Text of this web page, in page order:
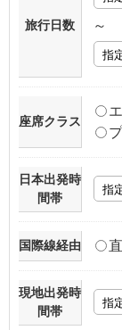
旅行日数 ～
座席クラス
日本出発時
間帯
国際線経由
現地出発時
間帯